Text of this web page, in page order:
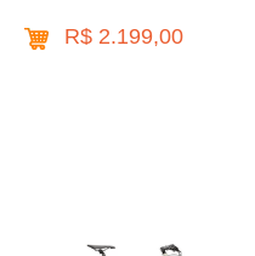
R$ 2.199,00